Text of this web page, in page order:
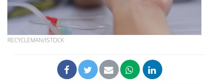
RECYCLEMAN/ISTOCK